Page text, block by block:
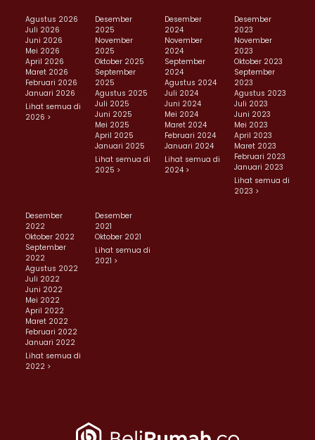
Agustus 2026
Juli 2026
Juni 2026
Mei 2026
April 2026
Maret 2026
Februari 2026
Januari 2026
Lihat semua di
2026 >
Desember
2025
November
2025
Oktober 2025
September
2025
Agustus 2025
Juli 2025
Juni 2025
Mei 2025
April 2025
Januari 2025
Lihat semua di
2025 >
Desember
2024
November
2024
September
2024
Agustus 2024
Juli 2024
Juni 2024
Mei 2024
Maret 2024
Februari 2024
Januari 2024
Lihat semua di
2024 >
Desember
2023
November
2023
Oktober 2023
September
2023
Agustus 2023
Juli 2023
Juni 2023
Mei 2023
April 2023
Maret 2023
Februari 2023
Januari 2023
Lihat semua di
2023 >
Desember
2022
Oktober 2022
September
2022
Agustus 2022
Juli 2022
Juni 2022
Mei 2022
April 2022
Maret 2022
Februari 2022
Januari 2022
Lihat semua di
2022 >
Desember
2021
Oktober 2021
Lihat semua di
2021 >